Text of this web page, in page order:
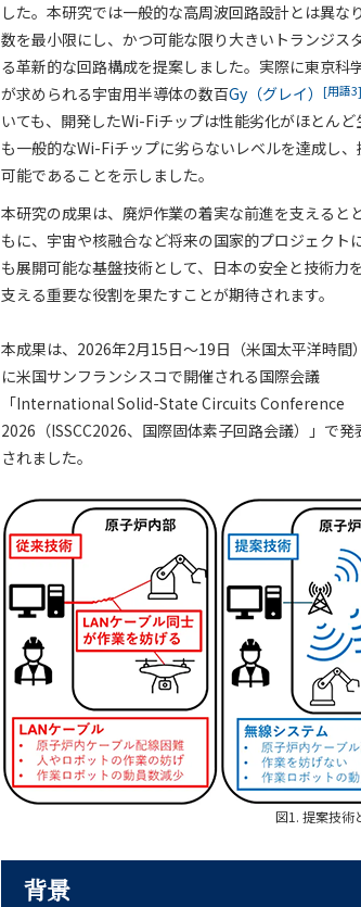
した。本研究では一般的な高周波回路設計とは異
数を最小限にし、かつ可能な限り大きいトランジ
る革新的な回路構成を提案しました。実際に東京科
が求められる宇宙用半導体の数百Gy（グレイ） [用語3]
いても、開発したWi-Fiチップは性能劣化がほとん
も一般的なWi-Fiチップに劣らないレベルを達成し
可能であることを示しました。
本研究の成果は、廃炉作業の着実な前進を支えると
もに、宇宙や核融合など将来の国家的プロジェクト
も展開可能な基盤技術として、日本の安全と技術力
支える重要な役割を果たすことが期待されます。
本成果は、2026年2月15日～19日（米国太平洋時間）
に米国サンフランシスコで開催される国際会議
「International Solid-State Circuits Conference
2026（ISSCC2026、国際固体素子回路会議）」で発
されました。
図1. 提案技術
背景